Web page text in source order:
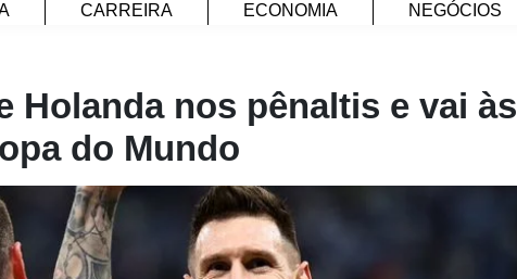
CARREIRA ECONOMIA NEGÓCIOS
Holanda nos pênaltis e vai às
do Mundo